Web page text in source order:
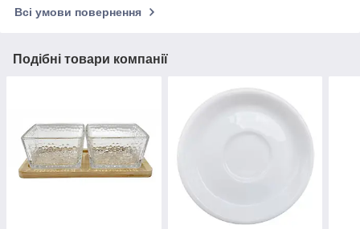
Всі умови повернення
Подібні товари компанії